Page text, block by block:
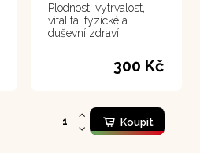
Plodnost, vytrvalost,
vitalita, fyzické a
duševní zdraví
300 Kč
Koupit